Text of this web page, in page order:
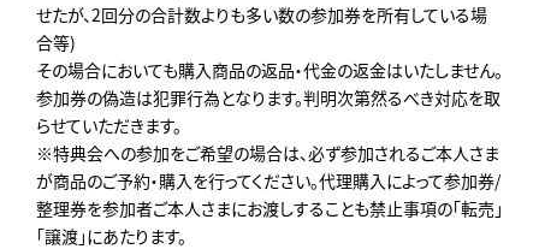
せたが、2回分の合計数よりも多い数の参加券を所有している場
合等)
その場合においても購入商品の返品・代金の返金はいたしません。
参加券の偽造は犯罪行為となります。判明次第然るべき対応を取
らせていただきます。
※特典会への参加をご希望の場合は、必ず参加されるご本人さま
が商品のご予約・購入を行ってください。代理購入によって参加券/
整理券を参加者ご本人さまにお渡しすることも禁止事項の「転売」
「譲渡」にあたります。